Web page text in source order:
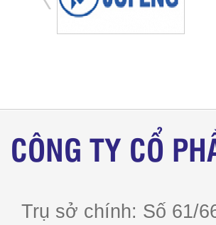
CÔNG TY CỔ
Trụ sở chính: Số 61/